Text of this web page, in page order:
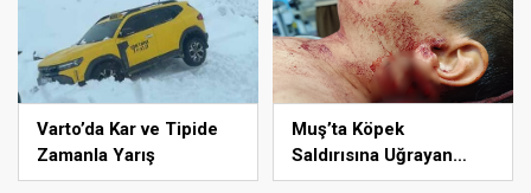
Varto’da Kar ve Tipide
Zamanla Yarış
Muş’ta Köpek
Saldırısına Uğrayan
Çocuğu Isıran Köpekte